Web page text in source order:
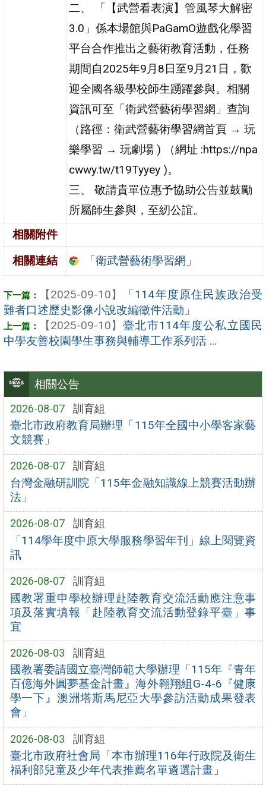
相關公告
2026-08-07 訓育組
臺北市政府教育局辦理「115年全國中小學客家藝
文競賽」
2026-08-07 訓育組
台灣金融研訓院「115年金融知識線上競賽活動辦
法」
2026-08-07 訓育組
「114學年度中原大學服務學習年刊」線上閱覽資
訊
2026-08-07 訓育組
國教署重申學校辦理赴陸教育交流活動應注意事
項及落實填報「赴陸教育交流活動登錄平臺」事
宜
2026-08-03 訓育組
國教署委請國立臺灣師範大學辦理「115年『青年
百億海外圓夢基金計畫』海外翱翔組G-4-6『健康
學一下』澳洲塔斯馬尼亞大學參訪活動成果發表
會」
2026-08-03 訓育組
臺北市政府社會局「本市辦理116年行政院及衛生
福利部兒童及少年代表推薦名單遴選計畫」
二、 「【武營看表演】管風琴大解密
3.0」係本場館與PaGamO遊戲化學習
平台合作推出之藝術教育活動，任務
期間自2025年9月8日至9月21日，歡
迎全國各級學校師生踴躍參與。相關
資訊可至「衛武營藝術學習網」查詢
（路徑：衛武營藝術學習網首頁 → 玩
樂學習 → 玩劇場 ) （網址 :https://npa
cwwy.tw/t19Tyyey )。
三、 敬請貴單位惠予協助公告並鼓勵
所屬師生參與，至紉公誼。
相關附件
相關連結
「衛武營藝術學習網」
【2025-09-10】
「114年度原住民族政治受
難者口述歷史影像小說改編徵件活動」
【2025-09-10】 臺北市114年度公私立國民
中學友善校園學生事務與輔導工作系列活 ...